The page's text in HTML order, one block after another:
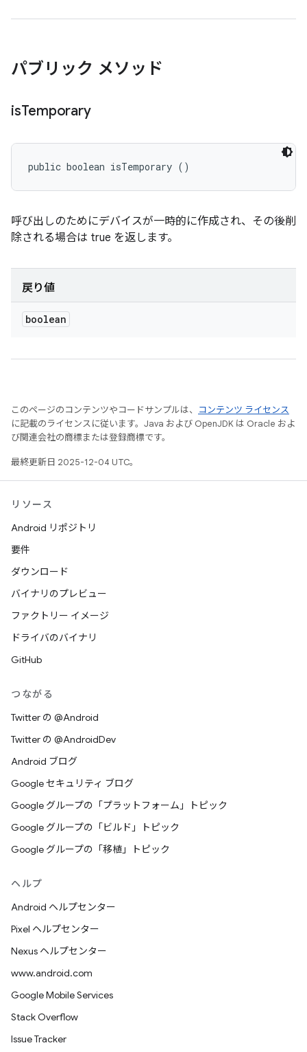
パブリック メソッド
isTemporary
public boolean isTemporary ()
呼び出しのためにデバイスが一時的に作成され、その後削
除される場合は true を返します。
戻り値
boolean
このページのコンテンツやコードサンプルは、
コンテンツ ライセンス
に記載のライセンスに従います。Java および OpenJDK は Oracle およ
び関連会社の商標または登録商標です。
最終更新日 2025-12-04 UTC。
リソース
Android リポジトリ
要件
ダウンロード
バイナリのプレビュー
ファクトリー イメージ
ドライバのバイナリ
GitHub
つながる
Twitter の @Android
Twitter の @AndroidDev
Android ブログ
Google セキュリティ ブログ
Google グループの「プラットフォーム」トピック
Google グループの「ビルド」トピック
Google グループの「移植」トピック
ヘルプ
Android ヘルプセンター
Pixel ヘルプセンター
Nexus ヘルプセンター
www.android.com
Google Mobile Services
Stack Overflow
Issue Tracker